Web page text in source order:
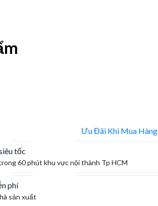
Ưu Đãi Khi Mua Hàng
tốc
60 phút khu vực nội thành Tp HCM
phí
sản xuất